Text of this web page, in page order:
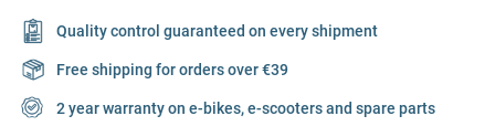
Quality control guaranteed on every shipment
Free shipping for orders over €39
2 year warranty on e-bikes, e-scooters and spare parts